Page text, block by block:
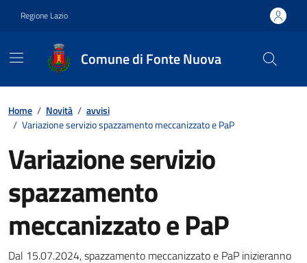
Regione Lazio
Comune di Fonte Nuova
Contenuti in evidenza
Home / Novità / avvisi
/ Variazione servizio spazzamento meccanizzato e PaP
Variazione servizio
spazzamento
meccanizzato e PaP
Dal 15.07.2024, spazzamento meccanizzato e PaP inizieranno